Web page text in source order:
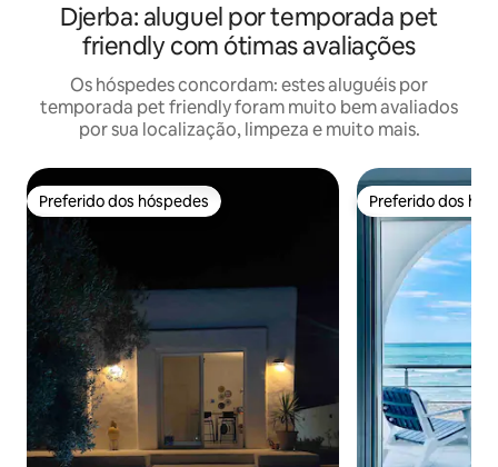
Djerba: aluguel por temporada pet
friendly com ótimas avaliações
Os hóspedes concordam: estes aluguéis por
temporada pet friendly foram muito bem avaliados
por sua localização, limpeza e muito mais.
Preferido dos hóspedes
Preferido dos hóspedes Preferido dos
Preferido dos